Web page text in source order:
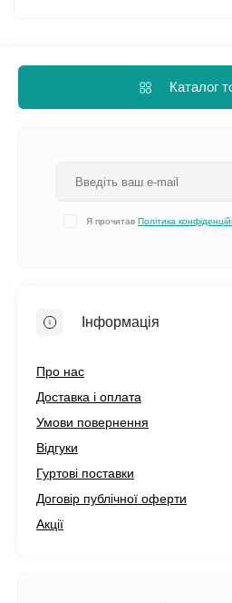
Каталог
Я прочитав Політика
Інформація
Про нас
Доставка і оплата
Умови повернення
Відгуки
Гуртові поставки
Договір публічної оферти
Акції